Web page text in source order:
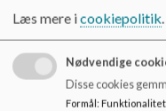
i
Dokumenter
Referat
Læs mere icookiepolitik.
Nødvendige
Disse cookies
Formål: Funktionalitet